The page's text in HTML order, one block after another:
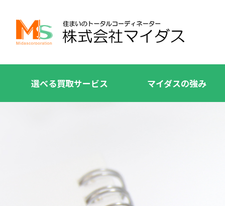
選べる買取サービス マイダスの強み